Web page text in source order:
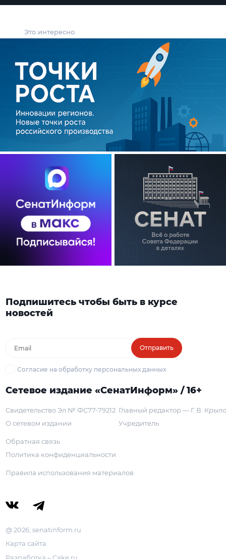
Это интересно
Подпишитесь чтобы быть в курсе
новостей
Отправить
Согласие на обработку персональных данных
Сетевое издание «СенатИнформ» / 16+
Свидетельство Эл № ФС77-79212
О сетевом издании
Главный редактор — Г. В.
Учредитель
Обратная связь
Политика конфиденциальности
Правила использования материалов
@ 2026, senatinform.ru
Карта сайта